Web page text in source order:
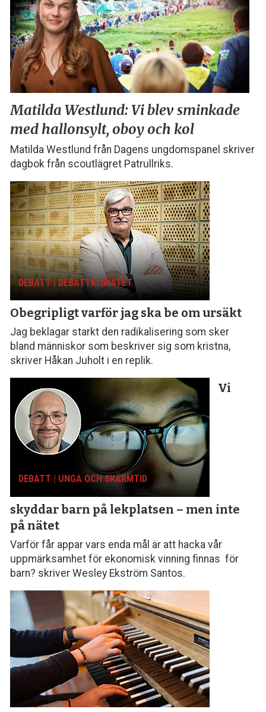
Matilda Westlund:Vi blev sminkade
med hallonsylt, oboy och kol
Matilda Westlund från Dagens ungdomspanel skriver
dagbok från scoutlägret Patrullriks.
DEBATT | DEBATTKLIMATET
Obegripligt varför jag ska be om ursäkt
Jag beklagar starkt den radikalisering som sker
bland människor som beskriver sig som kristna,
skriver Håkan Juholt i en replik.
DEBATT | UNGA OCH SKÄRMTID
Vi
skyddar barn på lekplatsen – men inte
på nätet
Varför får appar vars enda mål är att hacka vår
uppmärksamhet för ekonomisk vinning finnas för
barn? skriver Wesley Ekström Santos.